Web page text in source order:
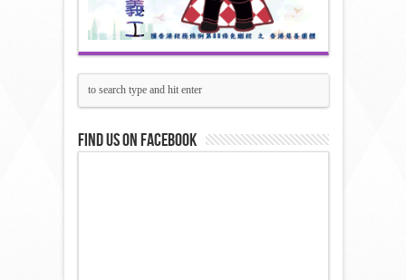
Find us on Facebook